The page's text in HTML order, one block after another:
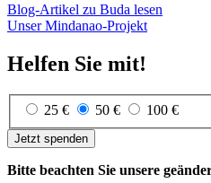
Blog-Artikel zu Buda lesen
Unser Mindanao-Projekt
Helfen Sie mit!
25 € 50 € 100 €
Jetzt spenden
Bitte beachten Sie unsere